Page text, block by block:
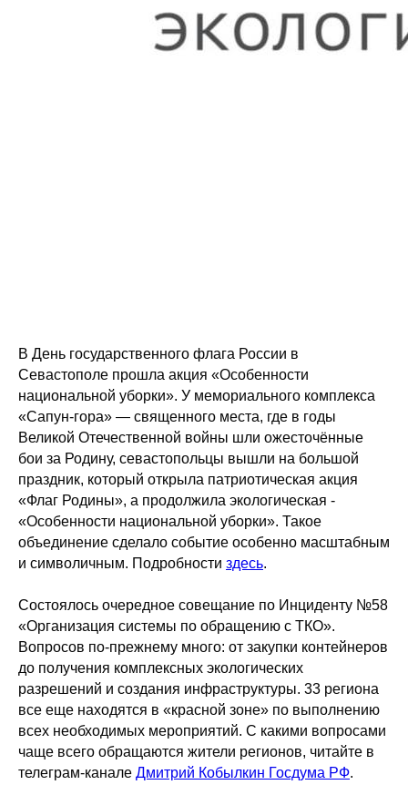
В День государственного флага России в
Севастополе прошла акция «Особенности
национальной уборки». У мемориального комплекса
«Сапун-гора» — священного места, где в годы
Великой Отечественной войны шли ожесточённые
бои за Родину, севастопольцы вышли на большой
праздник, который открыла патриотическая акция
«Флаг Родины», а продолжила экологическая -
«Особенности национальной уборки». Такое
объединение сделало событие особенно масштабным
и символичным. Подробности здесь.
Состоялось очередное совещание по Инциденту №58
«Организация системы по обращению с ТКО».
Вопросов по-прежнему много: от закупки контейнеров
до получения комплексных экологических
разрешений и создания инфраструктуры. 33 региона
все еще находятся в «красной зоне» по выполнению
всех необходимых мероприятий. С какими вопросами
чаще всего обращаются жители регионов, читайте в
телеграм-канале Дмитрий Кобылкин Госдума РФ.